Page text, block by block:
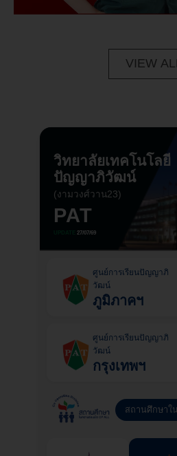
VIEW
วิทยาลัยเทคโนโลยี
ปัญญาภิวัฒน์
(งามวงศ์วาน23)
PAT
27/07/69
ศูนย์การเรียนปัญญาภิ
วัฒน์
ภูมิภาคฯ
ศูนย์การเรียนปัญญาภิ
วัฒน์
กรุงเทพฯ
สถานศึกษาใ